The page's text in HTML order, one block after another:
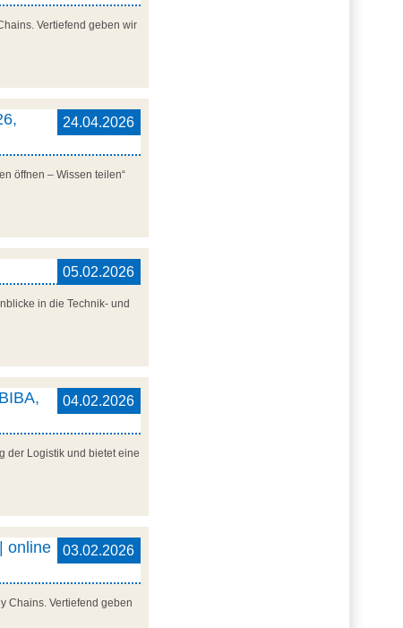
Vertiefend geben wir
24.04.2026
öffnen – Wissen teilen“
05.02.2026
in die Technik- und
04.02.2026
der Logistik und bietet eine
03.02.2026
online
Chains. Vertiefend geben